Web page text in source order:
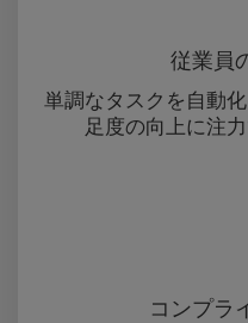
従業員
単調なタスクを自動
足度の向上に注
コンプラ